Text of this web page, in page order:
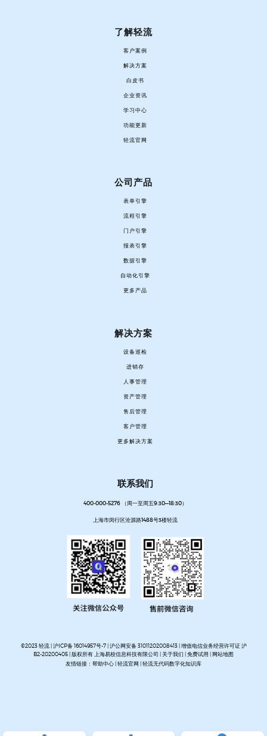
了解轻流
客户案例
解决方案
白皮书
企业资讯
学习中心
功能更新
轻流官网
公司产品
表单引擎
流程引擎
门户引擎
报表引擎
数据引擎
自动化引擎
更多产品
解决方案
设备巡检
进销存
人事管理
资产管理
售后管理
客户管理
更多解决方案
联系我们
400-000-5276 （周一至周五9:30—18:30）
上海市闵行区沧源路1488号3楼轻流
©2023 轻流 |沪ICP备 16014957号-7|沪公网安备 31011202008413| 增值电信业务经营许可证 沪
B2-20200405 | 版权所有 上海易校信息科技有限公司 |关于我们 |免费试用 |网站地图
友情链接： 帮助中心|轻流官网 |轻流无代码数字化知识库